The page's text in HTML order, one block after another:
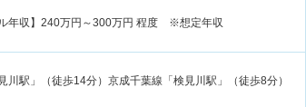
収】 240万円～300万円 程度 ※想定年収
川駅」（徒歩14分）京成千葉線「検見川駅」（徒歩8分）